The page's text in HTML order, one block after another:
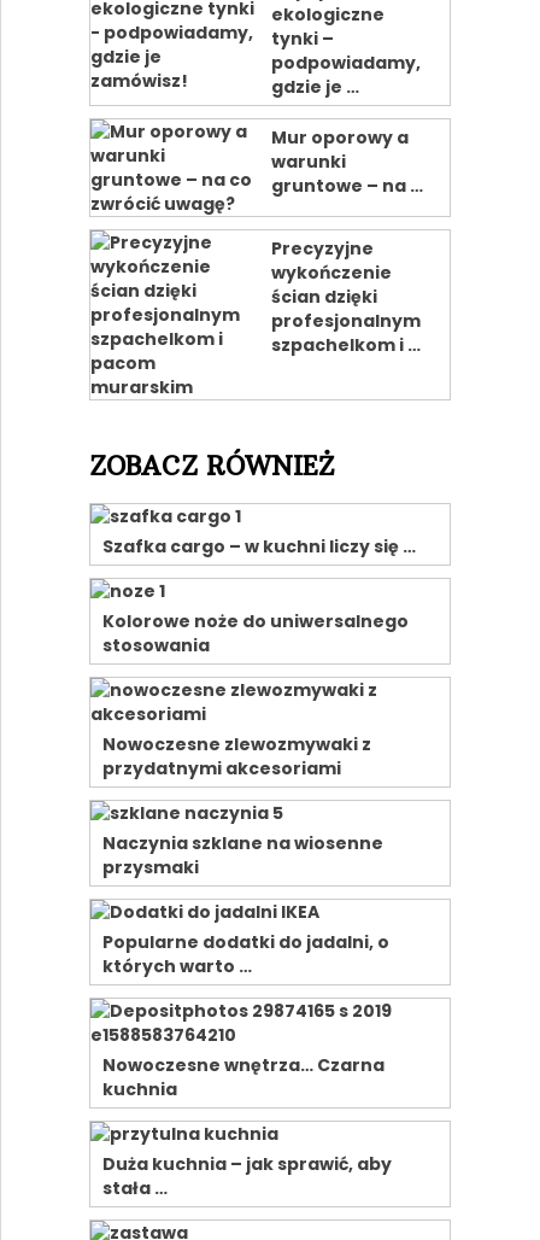
ekologiczne
tynki –
podpowiadamy,
gdzie je …
Mur oporowy a
warunki
gruntowe – na …
Precyzyjne
wykończenie
ścian dzięki
profesjonalnym
szpachelkom i …
ZOBACZ RÓWNIEŻ
Szafka cargo – w kuchni liczy się …
Kolorowe noże do uniwersalnego
stosowania
Nowoczesne zlewozmywaki z
przydatnymi akcesoriami
Naczynia szklane na wiosenne
przysmaki
Popularne dodatki do jadalni, o
których warto …
Nowoczesne wnętrza… Czarna
kuchnia
Duża kuchnia – jak sprawić, aby
stała …